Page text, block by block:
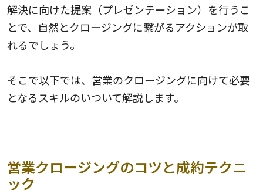
解決に向けた提案（プレゼンテーション）を行うこ
とで、自然とクロージングに繋がるアクションが取
れるでしょう。
そこで以下では、営業のクロージングに向けて必要
となるスキルのいついて解説します。
営業クロージングのコツと成約テクニ
ック